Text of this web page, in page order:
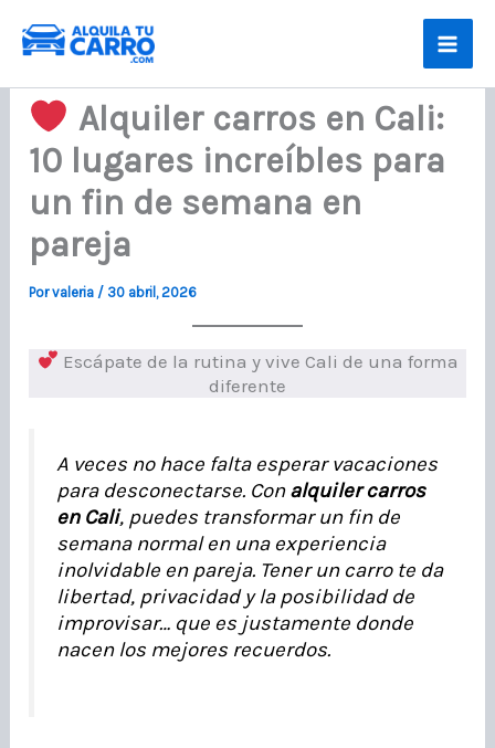
contenido
Alquiler carros en Cali:
10 lugares increíbles para
un fin de semana en
pareja
Porvaleria / 30 abril, 2026
Escápate de la rutina y vive Cali de una forma
diferente
A veces no hace falta esperar vacaciones
para desconectarse. Conalquiler carros
en Cali, puedes transformar un fin de
semana normal en una experiencia
inolvidable en pareja. Tener un carro te da
libertad, privacidad y la posibilidad de
improvisar… que es justamente donde
nacen los mejores recuerdos.